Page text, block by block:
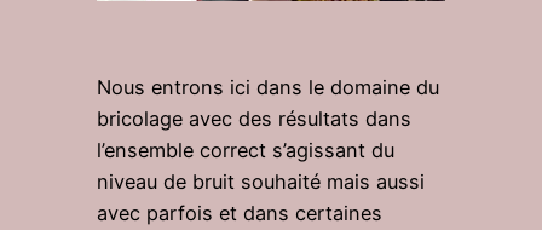
Nous entrons ici dans le domaine du
bricolage avec des résultats dans
l’ensemble correct s’agissant du
niveau de bruit souhaité mais aussi
avec parfois et dans certaines